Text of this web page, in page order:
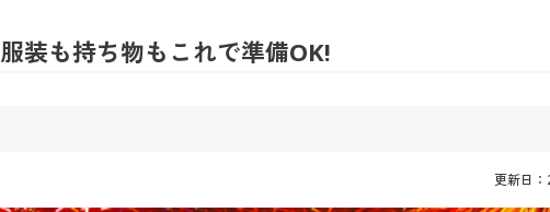
ファッション
家電 家具・収納
装も持ち物もこれで準備OK!
更新日